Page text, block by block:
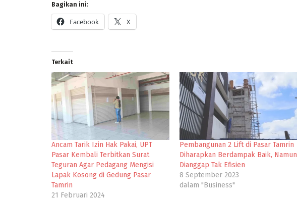
Bagikan ini:
Facebook X
Terkait
Ancam Tarik Izin Hak Pakai, UPT
Pasar Kembali Terbitkan Surat
Teguran Agar Pedagang Mengisi
Lapak Kosong di Gedung Pasar
Tamrin
21 Februari 2024
Pembangunan 2 Lift di Pasar Tamrin
Diharapkan Berdampak Baik, Namun
Dianggap Tak Efisien
8 September 2023
dalam "Business"